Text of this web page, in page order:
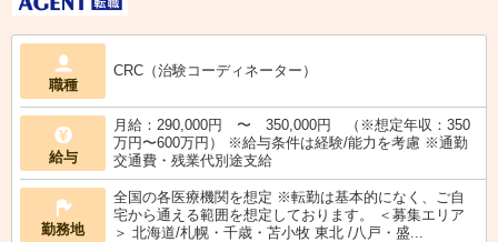
職種
CRC（治験コーディネーター）
給与
月給：290,000円 〜 350,000円 （※想定年収：350
万円〜600万円） ※給与条件は経験/能力を考慮 ※通勤
交通費・残業代別途支給
勤務地
全国の各医療機関を想定 ※転勤は基本的になく、ご自
宅から通える範囲を想定しております。 ＜募集エリア
＞ 北海道/札幌・千歳・苫小牧 東北 /八戸・盛...